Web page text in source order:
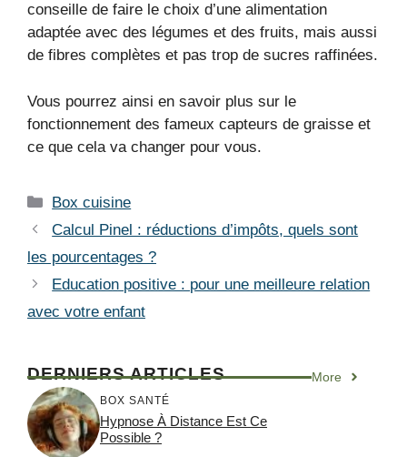
conseille de faire le choix d’une alimentation
adaptée avec des légumes et des fruits, mais aussi
de fibres complètes et pas trop de sucres raffinées.
Vous pourrez ainsi en savoir plus sur le
fonctionnement des fameux capteurs de graisse et
ce que cela va changer pour vous.
Catégories
Box cuisine
Calcul Pinel : réductions d’impôts, quels sont
les pourcentages ?
Education positive : pour une meilleure relation
avec votre enfant
DERNIERS ARTICLES More
BOX SANTÉ
Hypnose À Distance Est Ce
Possible ?